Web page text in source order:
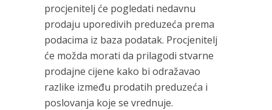
procjenitelj će pogledati nedavnu
prodaju uporedivih preduzeća prema
podacima iz baza podatak. Procjenitelj
će možda morati da prilagodi stvarne
prodajne cijene kako bi odražavao
razlike između prodatih preduzeća i
poslovanja koje se vrednuje.